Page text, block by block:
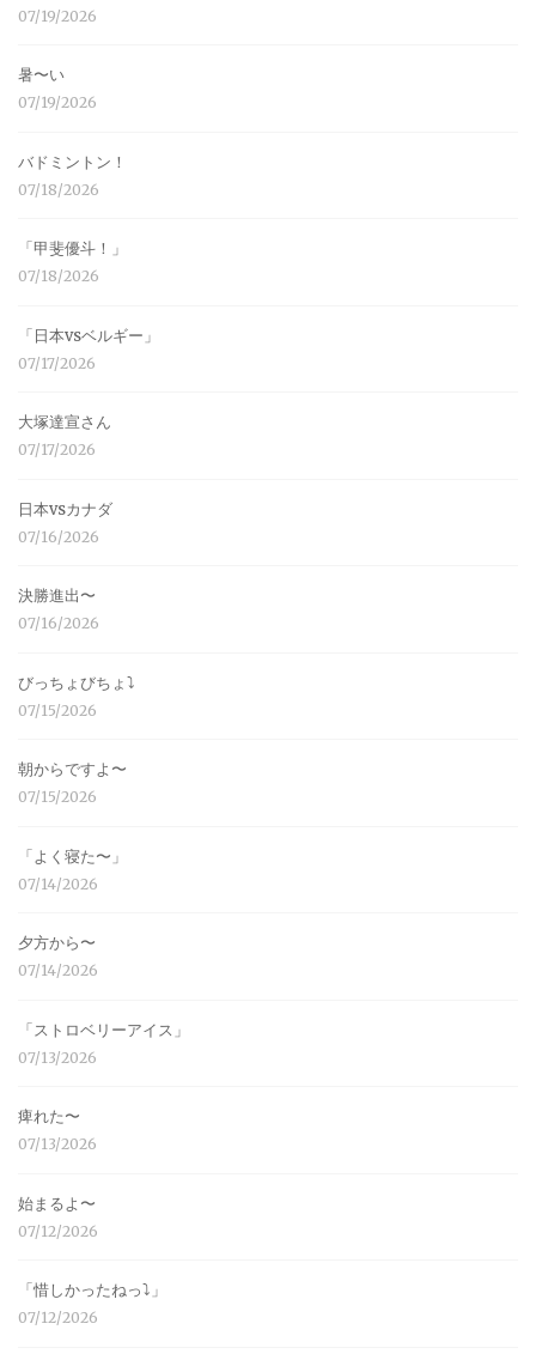
07/19/2026
暑〜い
07/19/2026
バドミントン！
07/18/2026
「甲斐優斗！」
07/18/2026
「日本vsベルギー」
07/17/2026
大塚達宣さん
07/17/2026
日本vsカナダ
07/16/2026
決勝進出〜
07/16/2026
びっちょびちょ⤵︎
07/15/2026
朝からですよ〜
07/15/2026
「よく寝た〜」
07/14/2026
夕方から〜
07/14/2026
「ストロベリーアイス」
07/13/2026
痺れた〜
07/13/2026
始まるよ〜
07/12/2026
「惜しかったねっ⤵︎」
07/12/2026